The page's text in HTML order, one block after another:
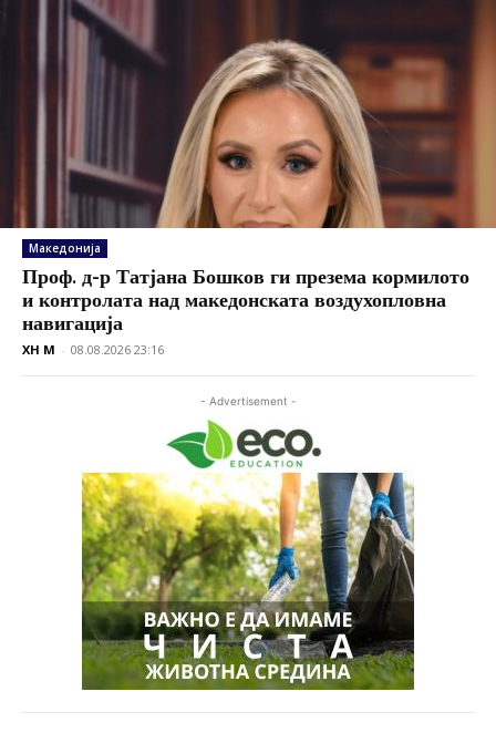
Македонија
Проф. д-р Татјана Бошков ги презема кормилото
и контролата над македонската воздухопловна
навигација
XH M - 08.08.2026 23:16
- Advertisement -